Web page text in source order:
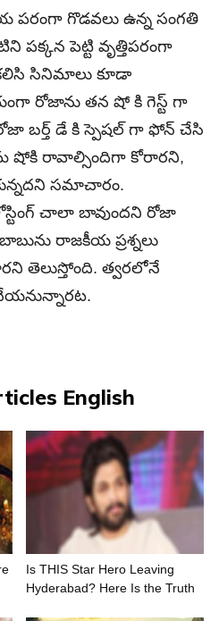
పరంగా గొడవలు ఉన్న సంగతి
పక్కన పెట్టి వృత్తిపరంగా
కలిసి సినిమాలు కూడా
రోజాను తన షో కి గెస్ట్ గా
బర్త్ డే కి స్పెషల్ గా ఫోన్ చేసి
షోకి రావాల్సిందిగా కోరారని,
సమాచారం.
చాలా బావుందని రోజా
రాజకీయ ప్రశ్నలు
తెలుస్తోంది. త్వరలోనే
English
Is THIS Star Hero Leaving
Hyderabad? Here Is the Truth